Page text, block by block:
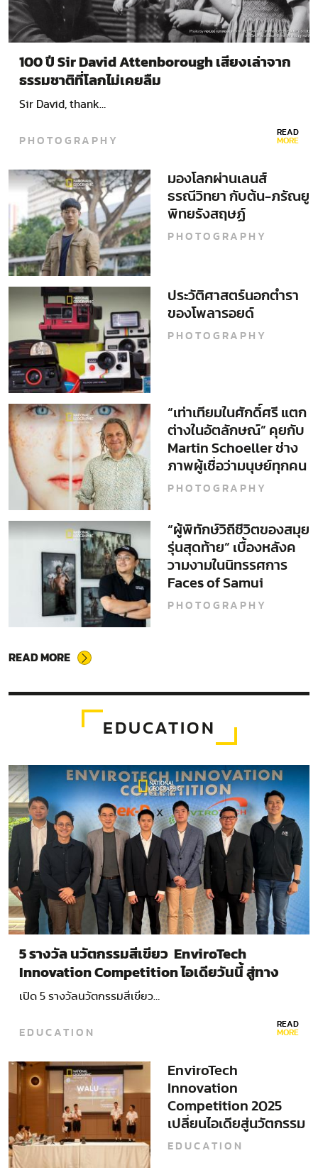
100 ปี Sir David Attenborough เสียงเล่าจาก
ธรรมชาติที่โลกไม่เคยลืม
Sir David, thank…
PHOTOGRAPHY READ
MORE
มองโลกผ่านเลนส์
ธรณีวิทยา กับต้น-ภรัณยู
พิทยรังสฤษฏ์
PHOTOGRAPHY
ประวัติศาสตร์นอกตำรา
ของโพลารอยด์
PHOTOGRAPHY
“เท่าเทียมในศักดิ์ศรี แตก
ต่างในอัตลักษณ์” คุยกับ
Martin Schoeller ช่าง
ภาพผู้เชื่อว่ามนุษย์ทุกคน
เกิดมาเท่าเทียมกัน
PHOTOGRAPHY
“ผู้พิทักษ์วิถีชีวิตของสมุย
รุ่นสุดท้าย” เบื้องหลังค
วามงามในนิทรรศการ
Faces of Samui
PHOTOGRAPHY
READ MORE
EDUCATION
5 รางวัล นวัตกรรมสีเขียว EnviroTech
Innovation Competition ไอเดียวันนี้ สู่ทาง
รอดโลกอนาคต
เปิด 5 รางวัลนวัตกรรมสีเขียว…
EDUCATION READ
MORE
EnviroTech
Innovation
Competition 2025
เปลี่ยนไอเดียสู่นวัตกรรม
จริงเพื่อสิ่งแวดล้อม
EDUCATION